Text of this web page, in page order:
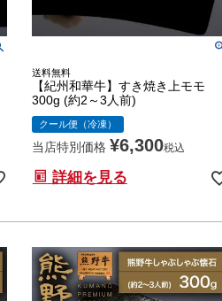
送料無料
【紀州和華牛】すき焼き上モモ
300g (約2～3人前)
クール便（冷凍）
当店特別価格 ¥6,300税込
詳細を見る